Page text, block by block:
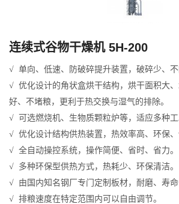
连续式谷物干燥机 5H-200
√ 单向、低速、防破碎提升装置，破碎少、不
√ 优化设计的角状盒烘干结构，烘干面积大
好、不堵粮，更利于热交换与湿气的排除。
√ 可选燃烧机、生物质颗粒炉等，适应多种工
√ 优化设计结构供热装置，热效率高、环保、
√ 全自动操控系统，操作简便、省时、省力。
√ 多种环保型供热方式，热耗少、环保清洁。
√ 由国内知名钢厂专门定制板材，耐磨、寿命
√ 排粮速度在特定范围内可以自由调节。